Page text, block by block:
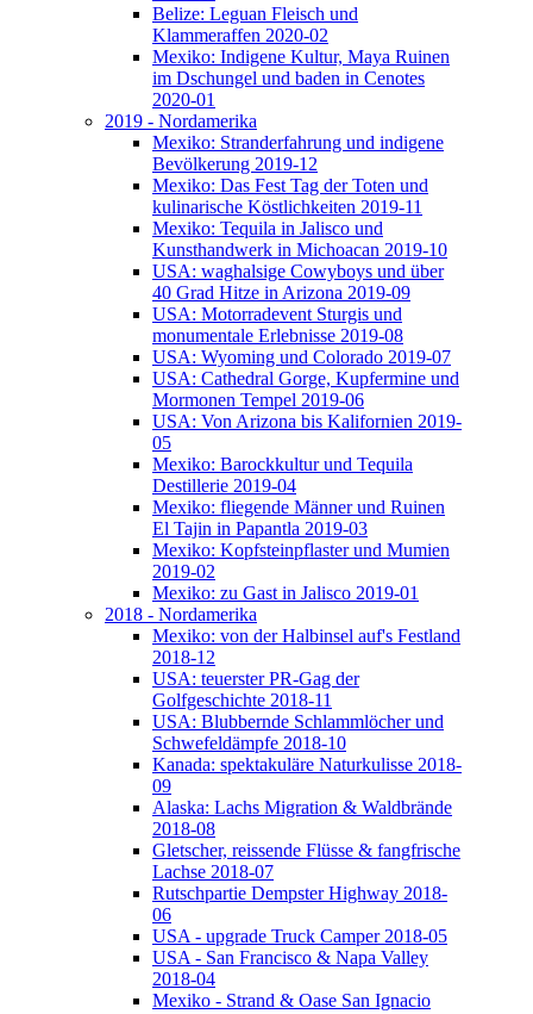
Belize: Leguan Fleisch und
Klammeraffen 2020-02
Mexiko: Indigene Kultur, Maya Ruinen
im Dschungel und baden in Cenotes
2020-01
2019 - Nordamerika
Mexiko: Stranderfahrung und indigene
Bevölkerung 2019-12
Mexiko: Das Fest Tag der Toten und
kulinarische Köstlichkeiten 2019-11
Mexiko: Tequila in Jalisco und
Kunsthandwerk in Michoacan 2019-10
USA: waghalsige Cowyboys und über
40 Grad Hitze in Arizona 2019-09
USA: Motorradevent Sturgis und
monumentale Erlebnisse 2019-08
USA: Wyoming und Colorado 2019-07
USA: Cathedral Gorge, Kupfermine und
Mormonen Tempel 2019-06
USA: Von Arizona bis Kalifornien 2019-
05
Mexiko: Barockkultur und Tequila
Destillerie 2019-04
Mexiko: fliegende Männer und Ruinen
El Tajin in Papantla 2019-03
Mexiko: Kopfsteinpflaster und Mumien
2019-02
Mexiko: zu Gast in Jalisco 2019-01
2018 - Nordamerika
Mexiko: von der Halbinsel auf's Festland
2018-12
USA: teuerster PR-Gag der
Golfgeschichte 2018-11
USA: Blubbernde Schlammlöcher und
Schwefeldämpfe 2018-10
Kanada: spektakuläre Naturkulisse 2018-
09
Alaska: Lachs Migration & Waldbrände
2018-08
Gletscher, reissende Flüsse & fangfrische
Lachse 2018-07
Rutschpartie Dempster Highway 2018-
06
USA - upgrade Truck Camper 2018-05
USA - San Francisco & Napa Valley
2018-04
Mexiko - Strand & Oase San Ignacio